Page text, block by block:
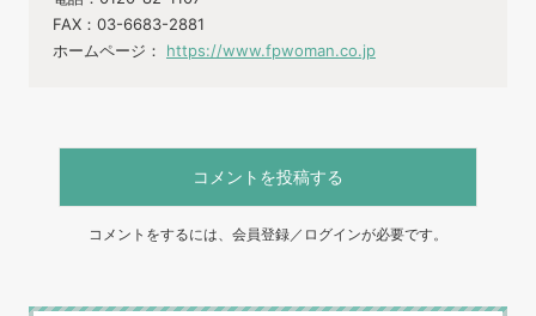
FAX：03-6683-2881
ホームページ： https://www.fpwoman.co.jp
コメントを投稿する
コメントをするには、会員登録／ログインが必要です。